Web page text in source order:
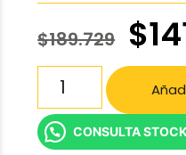
$189.729 $
CONSULTA STOCK